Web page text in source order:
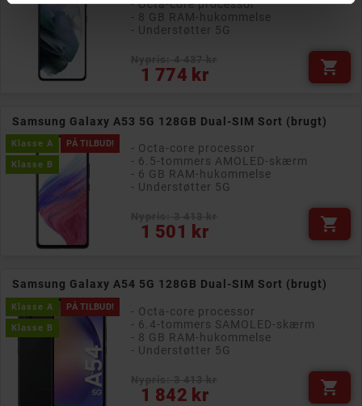
- Octa-core processor
- 8 GB RAM-hukommelse
- Understøtter 5G
1 774 kr
Pris 
Samsung Galaxy A53 5G 128GB Dual-SIM Sort (brugt)
PÅ TILBUD!
Klasse A
Klasse B
- Octa-core processor
- 6.5-tommers AMOLED-skærm
- 6 GB RAM-hukommelse
- Understøtter 5G
1 501 kr
Pris 
Samsung Galaxy A54 5G 128GB Dual-SIM Sort (brugt)
PÅ TILBUD!
Klasse A
Klasse B
- Octa-core processor
- 6.4-tommers SAMOLED-skærm
- 8 GB RAM-hukommelse
- Understøtter 5G
1 842 kr
Pris 